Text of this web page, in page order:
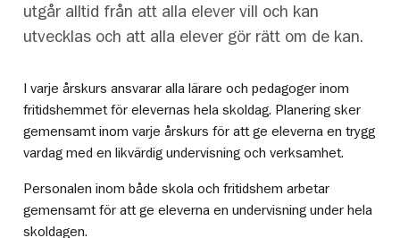
utgår alltid från att alla elever vill och kan
utvecklas och att alla elever gör rätt om de kan.
I varje årskurs ansvarar alla lärare och pedagoger inom
fritidshemmet för elevernas hela skoldag. Planering sker
gemensamt inom varje årskurs för att ge eleverna en trygg
vardag med en likvärdig undervisning och verksamhet.
Personalen inom både skola och fritidshem arbetar
gemensamt för att ge eleverna en undervisning under hela
skoldagen.